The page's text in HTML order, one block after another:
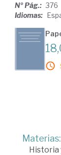
Nº Pág.: 376
Idiomas:
Materias:
Historia